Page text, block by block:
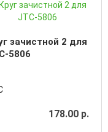
зачистной 2 для
5806
178.00 р.